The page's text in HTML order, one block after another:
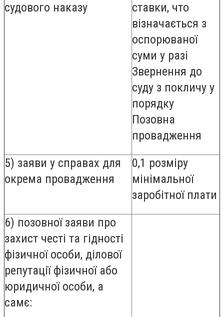
судового наказу
ставки, что
візначається з
оспорюваної
суми у разі
Звернення до
суду з покличу у
порядку
Позовна
провадження
5) заяви у справах для
окрема провадження
0,1 розміру
мінімальної
заробітної плати
6) позовної заяви про
захист честі та гідності
фізичної особи, ділової
репутації фізичної або
юридичної особи, а
самє: